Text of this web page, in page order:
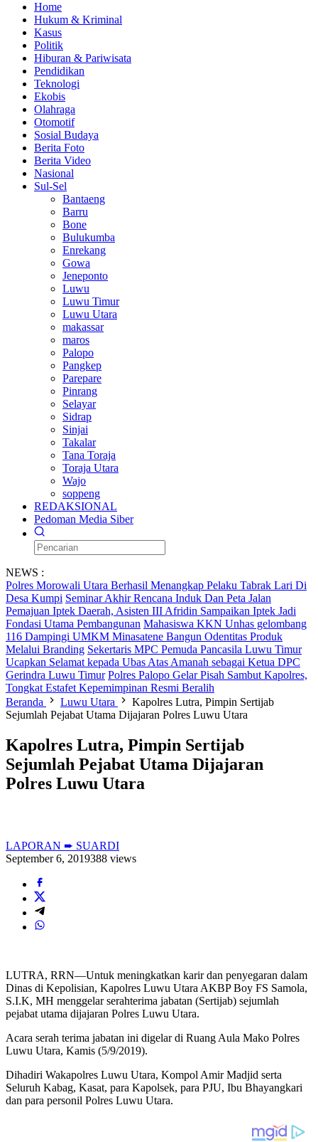
Home
Hukum & Kriminal
Kasus
Politik
Hiburan & Pariwisata
Pendidikan
Teknologi
Ekobis
Olahraga
Otomotif
Sosial Budaya
Berita Foto
Berita Video
Nasional
Sul-Sel
Bantaeng
Barru
Bone
Bulukumba
Enrekang
Gowa
Jeneponto
Luwu
Luwu Timur
Luwu Utara
makassar
maros
Palopo
Pangkep
Parepare
Pinrang
Selayar
Sidrap
Sinjai
Takalar
Tana Toraja
Toraja Utara
Wajo
soppeng
REDAKSIONAL
Pedoman Media Siber
NEWS :
Polres Morowali Utara Berhasil Menangkap Pelaku Tabrak Lari Di
Desa Kumpi Seminar Akhir Rencana Induk Dan Peta Jalan
Pemajuan Iptek Daerah, Asisten III Afridin Sampaikan Iptek Jadi
Fondasi Utama Pembangunan Mahasiswa KKN Unhas gelombang
116 Dampingi UMKM Minasatene Bangun Odentitas Produk
Melalui Branding Sekertaris MPC Pemuda Pancasila Luwu Timur
Ucapkan Selamat kepada Ubas Atas Amanah sebagai Ketua DPC
Gerindra Luwu Timur Polres Palopo Gelar Pisah Sambut Kapolres,
Tongkat Estafet Kepemimpinan Resmi Beralih
Beranda
Luwu Utara
Kapolres Lutra, Pimpin Sertijab
Sejumlah Pejabat Utama Dijajaran Polres Luwu Utara
Kapolres Lutra, Pimpin Sertijab
Sejumlah Pejabat Utama Dijajaran
Polres Luwu Utara
LAPORAN ➨ SUARDI
September 6, 2019388 views
LUTRA, RRN—Untuk meningkatkan karir dan penyegaran dalam
Dinas di Kepolisian, Kapolres Luwu Utara AKBP Boy FS Samola,
S.I.K, MH menggelar serahterima jabatan (Sertijab) sejumlah
pejabat utama dijajaran Polres Luwu Utara.
Acara serah terima jabatan ini digelar di Ruang Aula Mako Polres
Luwu Utara, Kamis (5/9/2019).
Dihadiri Wakapolres Luwu Utara, Kompol Amir Madjid serta
Seluruh Kabag, Kasat, para Kapolsek, para PJU, Ibu Bhayangkari
dan para personil Polres Luwu Utara.